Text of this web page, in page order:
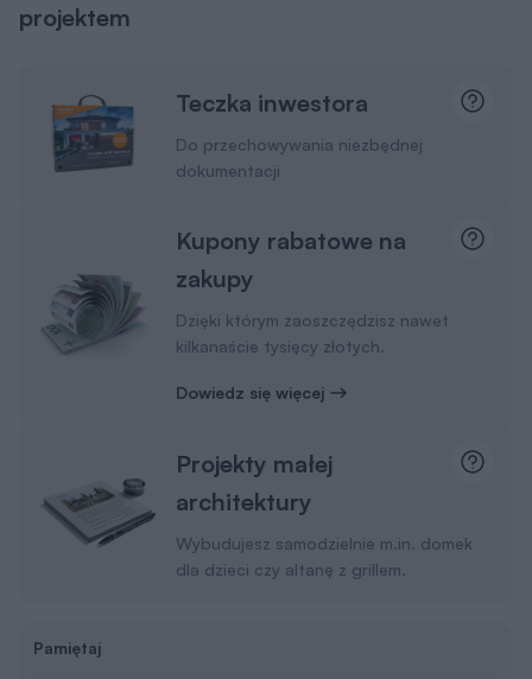
projektem
Teczka inwestora
Do przechowywania niezbędnej
dokumentacji
Kupony rabatowe na
zakupy
Dzięki którym zaoszczędzisz nawet
kilkanaście tysięcy złotych.
Dowiedz się więcej
Projekty małej
architektury
Wybudujesz samodzielnie m.in. domek
dla dzieci czy altanę z grillem.
Pamiętaj